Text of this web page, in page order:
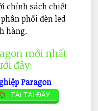
chính sách chiết
phối đèn led
hàng.
mới nhất
đây:
Paragon
TẢI TẠI ĐÂY